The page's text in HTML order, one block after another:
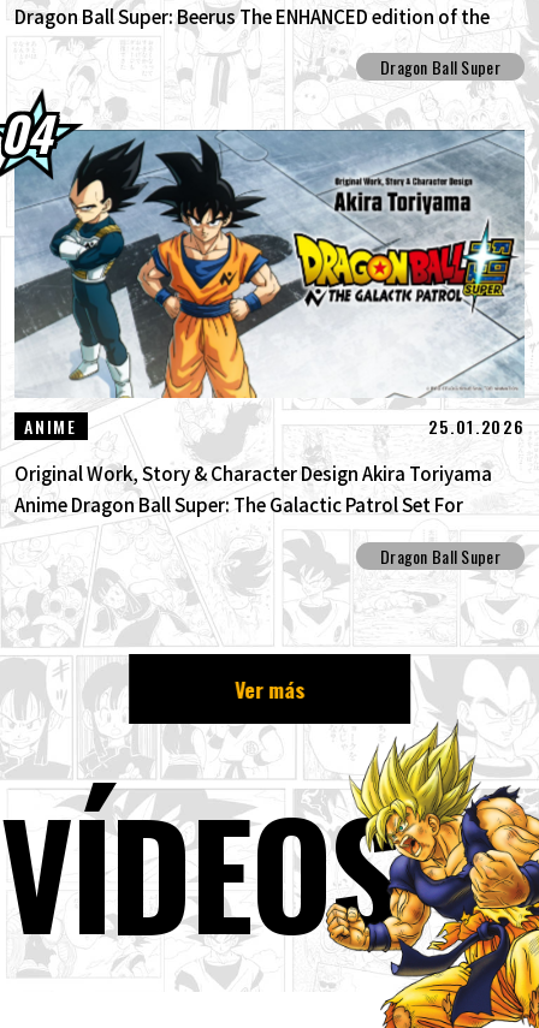
Dragon Ball Super: Beerus The ENHANCED edition of the
anime Dragon Ball Super begins anew!
Dragon Ball Super
ANIME 25.01.2026
Original Work, Story & Character Design Akira Toriyama
Anime Dragon Ball Super: The Galactic Patrol Set For
Production!
Dragon Ball Super
Ver más
VÍDEOS